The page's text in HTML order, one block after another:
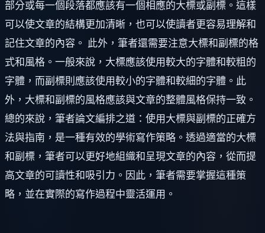
部分或每一個段落都應該有一個相應的大標或副標。這樣
可以使文章的結構更加清晰，也可以使讀者更容易理解和
記住文章的內容。 此外，筆者還需要注意大標和副標的格
式和風格。一般來說，大標應該使用較大的字體和較粗的
字體，而副標則應該使用較小的字體和較細的字體。此
外，大標和副標的風格應該與文章的整體風格保持一致。
總的來說，筆者論文編排之道：使用大標與副標的正確方
法與指南，是一種有效的學術寫作策略。透過適當的大標
和副標，筆者可以更好地組織和呈現文章的內容，從而提
高文章的可讀性和吸引力。因此，筆者需要掌握這種策
略，並在實際的寫作過程中靈活運用。